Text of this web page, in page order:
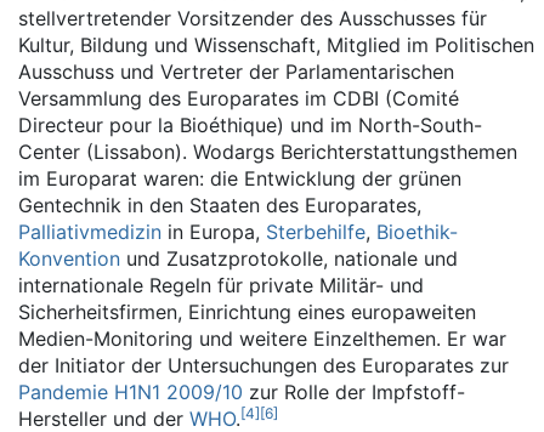
stellvertretender Vorsitzender des Ausschusses für
Kultur, Bildung und Wissenschaft, Mitglied im Politischen
Ausschuss und Vertreter der Parlamentarischen
Versammlung des Europarates im CDBI (Comité
Directeur pour la Bioéthique) und im North-South-
Center (Lissabon). Wodargs Berichterstattungsthemen
im Europarat waren: die Entwicklung der grünen
Gentechnik in den Staaten des Europarates,
Palliativmedizin in Europa, Sterbehilfe, Bioethik-
Konvention und Zusatzprotokolle, nationale und
internationale Regeln für private Militär- und
Sicherheitsfirmen, Einrichtung eines europaweiten
Medien-Monitoring und weitere Einzelthemen. Er war
der Initiator der Untersuchungen des Europarates zur
Pandemie H1N1 2009/10 zur Rolle der Impfstoff-
Hersteller und der WHO.[4][6]